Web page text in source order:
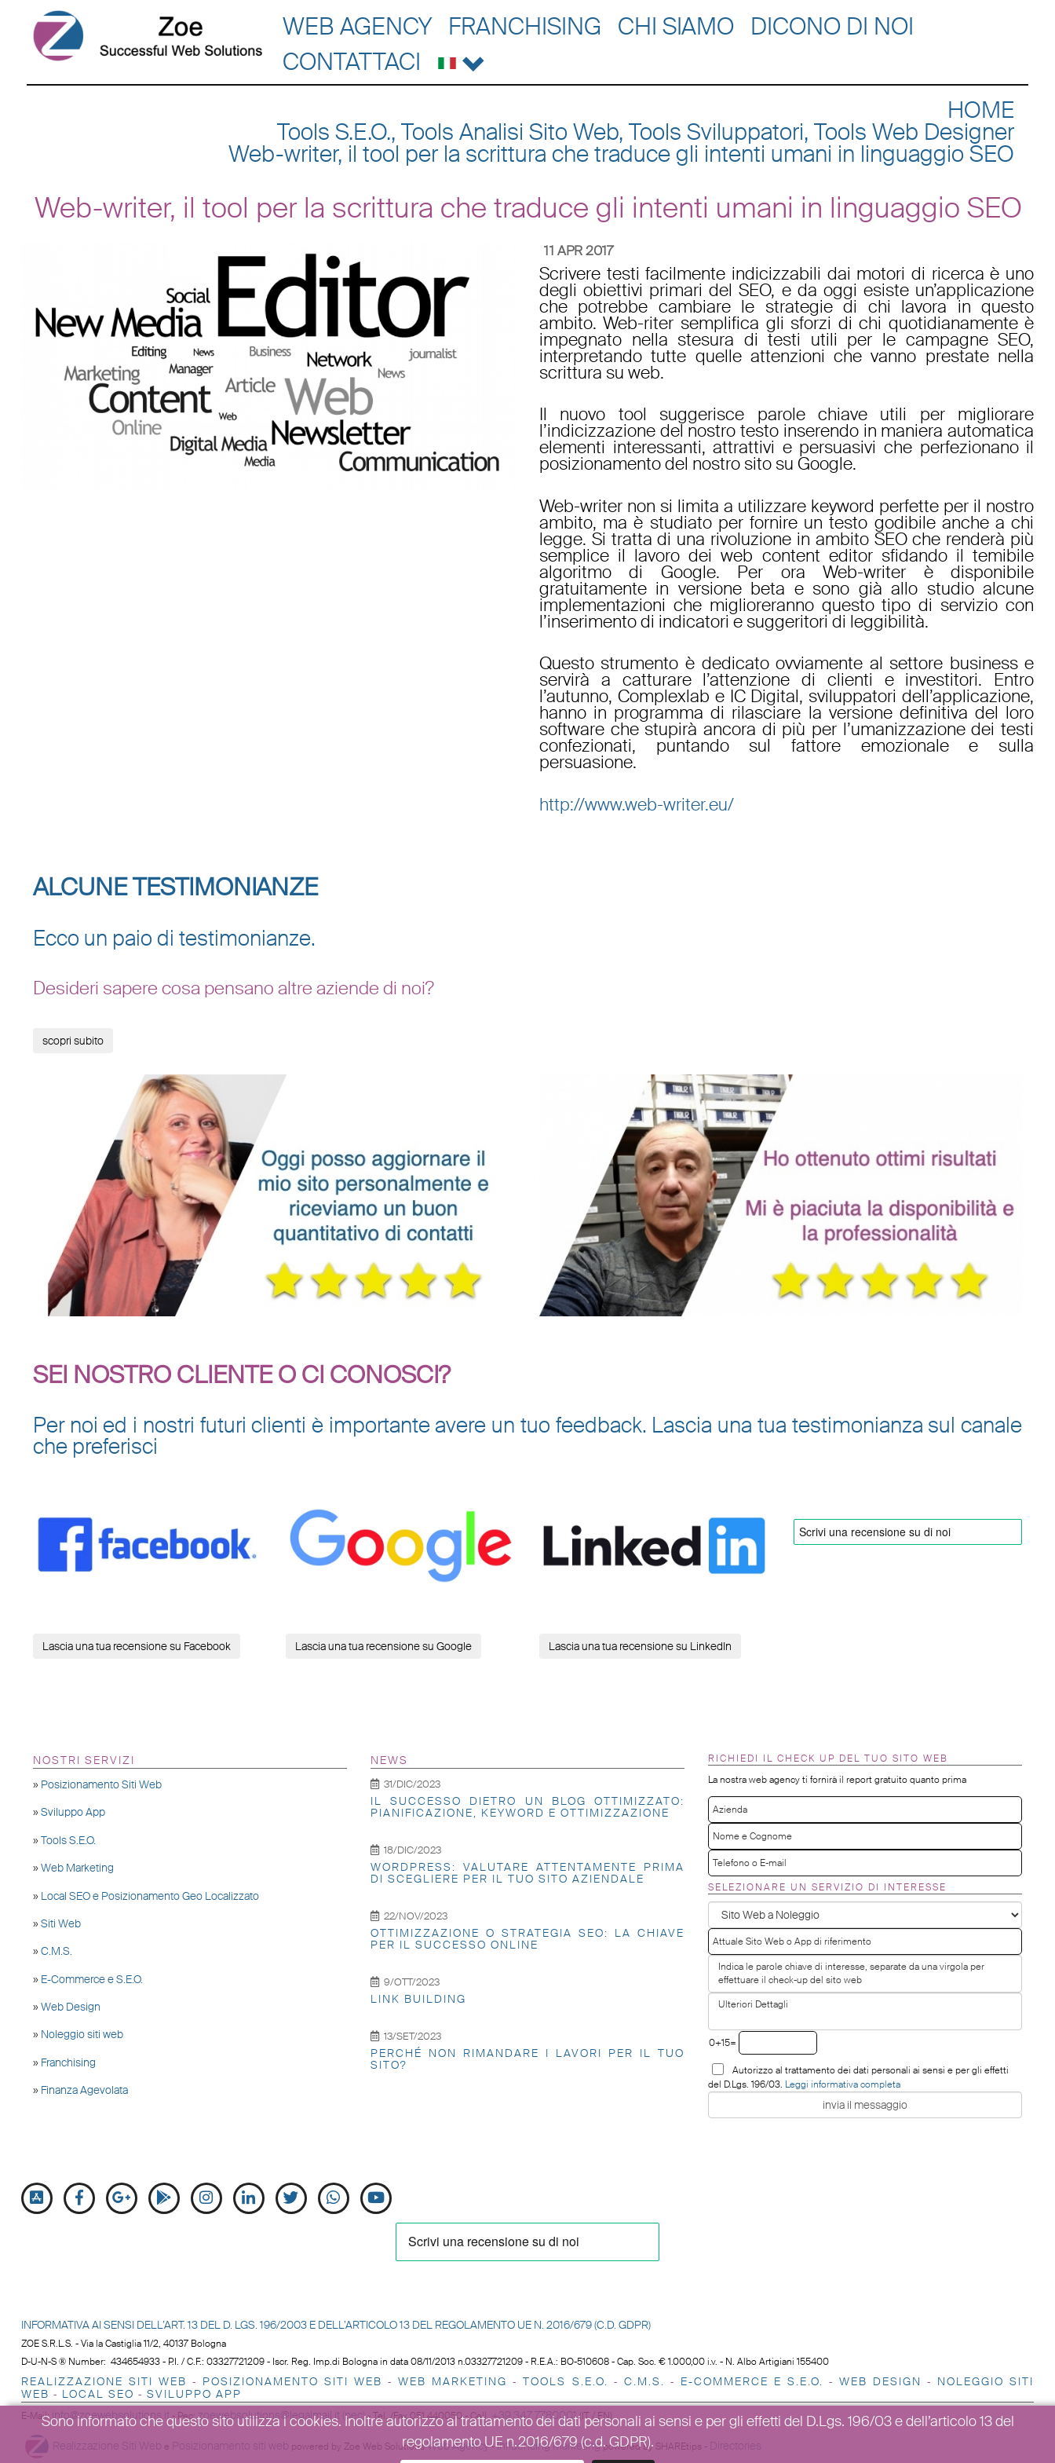
WEB AGENCY FRANCHISING CHI SIAMO
DICONO DI NOI
CONTATTACI
HOME
Tools S.E.O., Tools Analisi Sito Web, Tools Sviluppatori, Tools Web Designer
Web-writer, il tool per la scrittura che traduce gli intenti umani in linguaggio SEO
Web-writer, il tool per la scrittura che traduce gli intenti umani in linguaggio SEO
11 APR 2017
Scrivere testi facilmente indicizzabili dai motori di ricerca è uno
degli obiettivi primari del SEO, e da oggi esiste un’applicazione
che potrebbe cambiare le strategie di chi lavora in questo
ambito. Web-riter semplifica gli sforzi di chi quotidianamente è
impegnato nella stesura di testi utili per le campagne SEO,
interpretando tutte quelle attenzioni che vanno prestate nella
scrittura su web.
Il nuovo tool suggerisce parole chiave utili per migliorare
l’indicizzazione del nostro testo inserendo in maniera automatica
elementi interessanti, attrattivi e persuasivi che perfezionano il
posizionamento del nostro sito su Google.
Web-writer non si limita a utilizzare keyword perfette per il nostro
ambito, ma è studiato per fornire un testo godibile anche a chi
legge. Si tratta di una rivoluzione in ambito SEO che renderà più
semplice il lavoro dei web content editor sfidando il temibile
algoritmo di Google. Per ora Web-writer è disponibile
gratuitamente in versione beta e sono già allo studio alcune
implementazioni che miglioreranno questo tipo di servizio con
l’inserimento di indicatori e suggeritori di leggibilità.
Questo strumento è dedicato ovviamente al settore business e
servirà a catturare l’attenzione di clienti e investitori. Entro
l’autunno, Complexlab e IC Digital, sviluppatori dell’applicazione,
hanno in programma di rilasciare la versione definitiva del loro
software che stupirà ancora di più per l’umanizzazione dei testi
confezionati, puntando sul fattore emozionale e sulla
persuasione.
http://www.web-writer.eu/
ALCUNE TESTIMONIANZE
Ecco un paio di testimonianze.
Desideri sapere cosa pensano altre aziende di noi?
scopri subito
SEI NOSTRO CLIENTE O CI CONOSCI?
Per noi ed i nostri futuri clienti è importante avere un tuo feedback. Lascia una tua testimonianza sul canale
che preferisci
Lascia una tua recensione su Facebook Lascia una tua recensione su Google Lascia una tua recensione su LinkedIn
NOSTRI SERVIZI
» Posizionamento Siti Web
» Sviluppo App
» Tools S.E.O.
» Web Marketing
» Local SEO e Posizionamento Geo Localizzato
» Siti Web
» C.M.S.
» E-Commerce e S.E.O.
» Web Design
» Noleggio siti web
» Franchising
» Finanza Agevolata
NEWS
31/DIC/2023
IL SUCCESSO DIETRO UN BLOG OTTIMIZZATO:
PIANIFICAZIONE, KEYWORD E OTTIMIZZAZIONE
18/DIC/2023
WORDPRESS: VALUTARE ATTENTAMENTE PRIMA
DI SCEGLIERE PER IL TUO SITO AZIENDALE
22/NOV/2023
OTTIMIZZAZIONE O STRATEGIA SEO: LA CHIAVE
PER IL SUCCESSO ONLINE
9/OTT/2023
LINK BUILDING
13/SET/2023
PERCHÉ NON RIMANDARE I LAVORI PER IL TUO
SITO?
RICHIEDI IL CHECK UP DEL TUO SITO WEB
La nostra web agency ti fornirà il report gratuito quanto prima
SELEZIONARE UN SERVIZIO DI INTERESSE
0+15=
Autorizzo al trattamento dei dati personali ai sensi e per gli effetti
del D.Lgs. 196/03. Leggi informativa completa
INFORMATIVA AI SENSI DELL’ART. 13 DEL D. LGS. 196/2003 E DELL’ARTICOLO 13 DEL REGOLAMENTO UE N. 2016/679 (C.D. GDPR)
ZOE S.R.L.S. - Via la Castiglia 11/2, 40137 Bologna
D-U-N-S ® Number: 434654933 - P.I. / C.F.: 03327721209 - Iscr. Reg. Imp.di Bologna in data 08/11/2013 n.03327721209 - R.E.A.: BO-510608 - Cap. Soc. € 1.000,00 i.v. - N. Albo Artigiani 155400
REALIZZAZIONE SITI WEB - POSIZIONAMENTO SITI WEB -WEB MARKETING - TOOLS S.E.O. - C.M.S. - E-COMMERCE E S.E.O. - WEB DESIGN - NOLEGGIO SITI
WEB - LOCAL SEO - SVILUPPO APP
E-Mail:info@zoewebsolutions.it-Pec:zoewebsolutions@legalmail.it (pec)-Tel. /Fax 051.440050 - Cell.+39 347 7780001(IT / EN)
Realizzazione Siti Web e Posizionamento siti web powered by Zoe Web SolutionsWeb Agency-Influencing Marketingpowered by SHAREtips - Directories
Sono informato che questo sito utilizza i cookies. Inoltre autorizzo al trattamento dei dati personali ai sensi e per gli effetti del D.Lgs. 196/03 e dell’articolo 13 del
regolamento UE n.2016/679 (c.d. GDPR).